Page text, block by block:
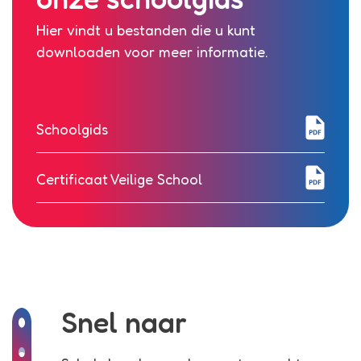
Schoolgids
Certificaat Veilige School
Hier vindt u bestanden die u kunt
downloaden voor meer informatie.
Snel naar